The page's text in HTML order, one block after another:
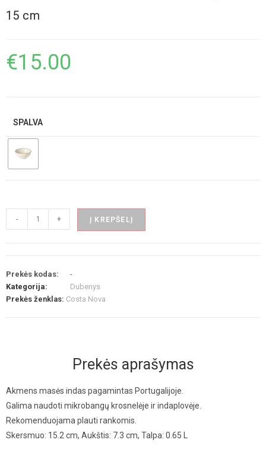
15 cm
€15.00
SPALVA
- + Į KREPŠELĮ
Prekės kodas:
-
Kategorija:
Dubenys
Prekės ženklas: Costa Nova
Prekės aprašymas
Akmens masės indas pagamintas Portugalijoje.
Galima naudoti mikrobangų krosnelėje ir indaplovėje.
Rekomenduojama plauti rankomis.
Skersmuo: 15.2 cm, Aukštis: 7.3 cm, Talpa: 0.65 L